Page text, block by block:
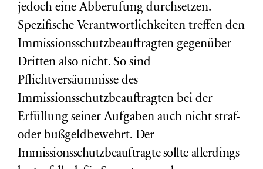
jedoch eine Abberufung durchsetzen.
Spezifische Verantwortlichkeiten treffen den
Immissionsschutzbeauftragten gegenüber
Dritten also nicht. So sind
Pflichtversäumnisse des
Immissionsschutzbeauftragten bei der
Erfüllung seiner Aufgaben auch nicht straf-
oder bußgeldbewehrt. Der
Immissionsschutzbeauftragte sollte allerdings